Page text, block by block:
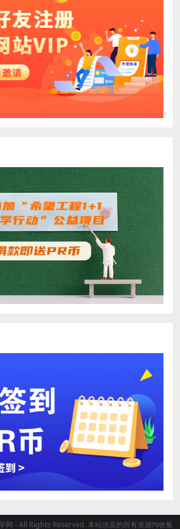
网 - All Rights Reserved. 本站涉及的所有资源均收集